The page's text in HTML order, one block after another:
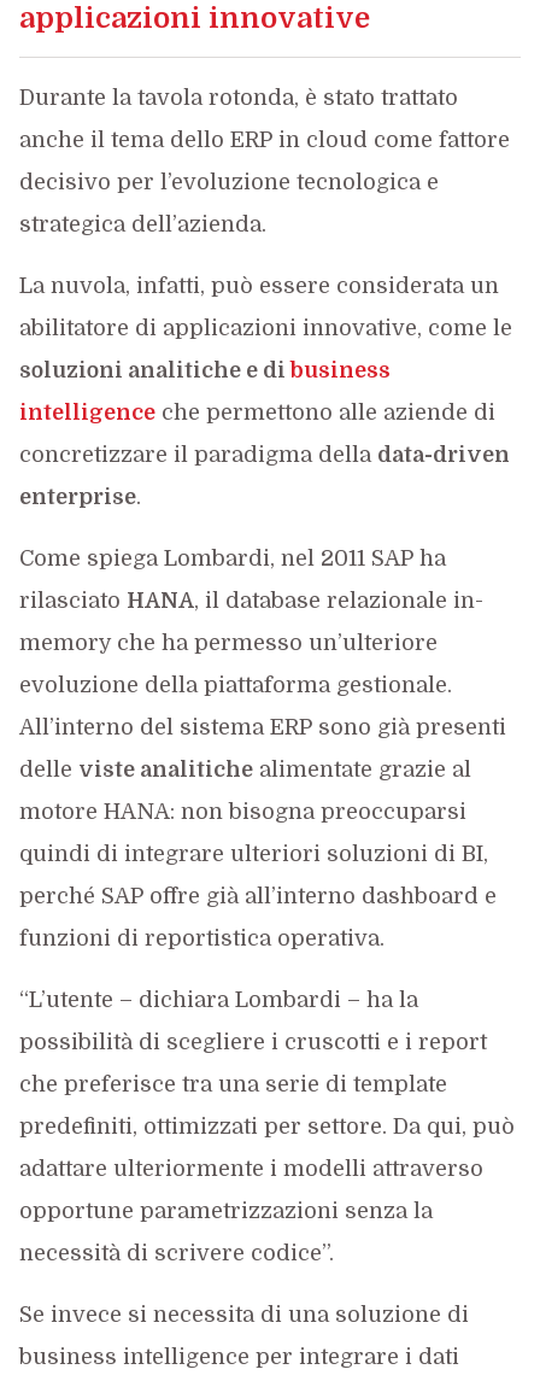
applicazioni innovative
Durante la tavola rotonda, è stato trattato
anche il tema dello ERP in cloud come fattore
decisivo per l’evoluzione tecnologica e
strategica dell’azienda.
La nuvola, infatti, può essere considerata un
abilitatore di applicazioni innovative, come le
soluzioni analitiche e di business
intelligenceche permettono alle aziende di
concretizzare il paradigma della data-driven
enterprise.
Come spiega Lombardi, nel 2011 SAP ha
rilasciato HANA, il database relazionale in-
memory che ha permesso un’ulteriore
evoluzione della piattaforma gestionale.
All’interno del sistema ERP sono già presenti
delle viste analitichealimentate grazie al
motore HANA: non bisogna preoccuparsi
quindi di integrare ulteriori soluzioni di BI,
perché SAP offre già all’interno dashboard e
funzioni di reportistica operativa.
“L’utente – dichiara Lombardi – ha la
possibilità di scegliere i cruscotti e i report
che preferisce tra una serie di template
predefiniti, ottimizzati per settore. Da qui, può
adattare ulteriormente i modelli attraverso
opportune parametrizzazioni senza la
necessità di scrivere codice”.
Se invece si necessita di una soluzione di
business intelligence per integrare i dati